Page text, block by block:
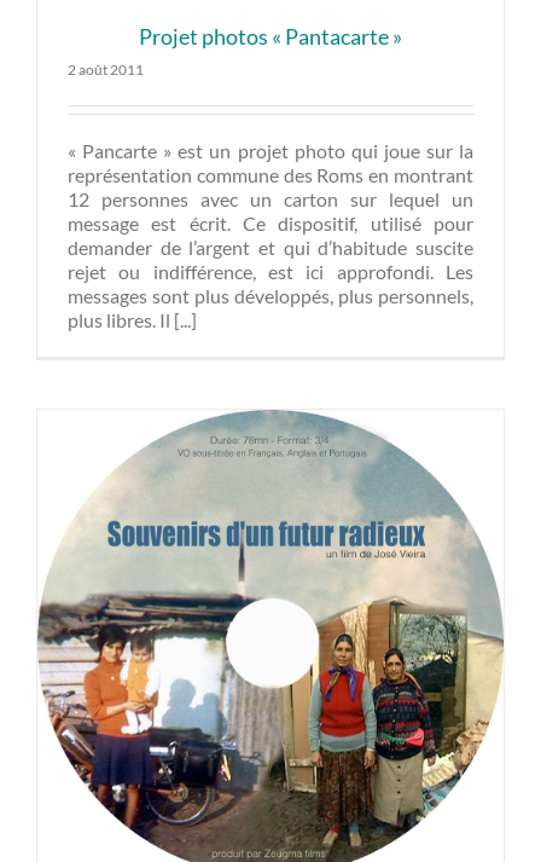
Projet photos « Pantacarte »
2 août 2011
« Pancarte » est un projet photo qui joue sur la
représentation commune des Roms en montrant
12 personnes avec un carton sur lequel un
message est écrit. Ce dispositif, utilisé pour
demander de l’argent et qui d’habitude suscite
rejet ou indifférence, est ici approfondi. Les
messages sont plus développés, plus personnels,
plus libres. Il [...]